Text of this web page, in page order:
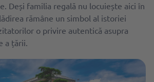
Deși familia regală nu locuiește aici în
rămâne un simbol al istoriei
o privire autentică asupra
a țării.